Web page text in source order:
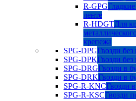
R-GPG
ленте
R-HDGTДля
крепежа
SPG-DPGГвозди без
SPG-DPKГвозди без
SPG-DRGГвозди в
SPG-DRKГвозди в
SPG-R-KNCГвозди
SPG-R-KSCГвозди